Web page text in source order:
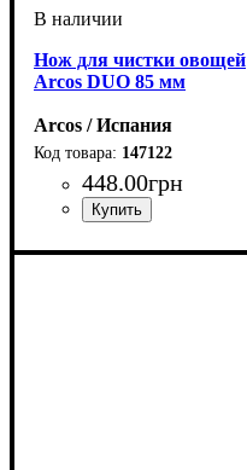
Нож для чистки овощей
Arcos DUO 85 мм
Arcos / Испания
147122
448.00грн